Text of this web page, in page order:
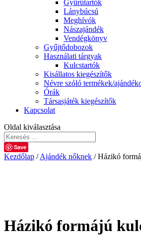
Gyűrűtartók
Lánybúcsú
Meghívók
Nászajándék
Vendégkönyv
Gyűjtődobozok
Használati tárgyak
Kulcstartók
Kisállatos kiegészítők
Névre szóló termékek/
Órák
Társasjáték kiegészítők
Kapcsolat
Oldal kiválasztása
Save
Kezdőlap /Ajándék nőknek / Házikó
Házikó formájú